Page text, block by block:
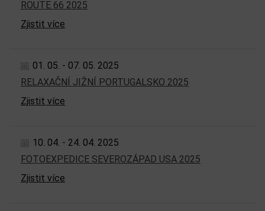
ROUTE 66 2025
Zjistit více
01. 05. - 07. 05. 2025
RELAXAČNÍ JIŽNÍ PORTUGALSKO 2025
Zjistit více
10. 04. - 24. 04. 2025
FOTOEXPEDICE SEVEROZÁPAD USA 2025
Zjistit více